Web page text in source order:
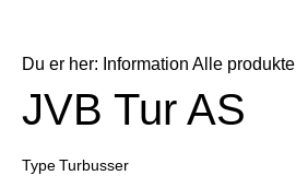
Du er her: Information Alle
JVB Tur AS
TypeTurbusser